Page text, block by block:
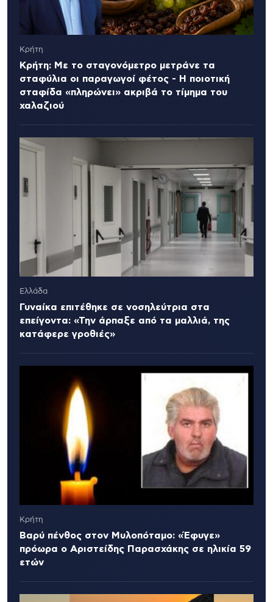
Κρήτη
Κρήτη: Με το σταγονόμετρο μετράνε τα
σταφύλια οι παραγωγοί φέτος - Η ποιοτική
σταφίδα «πληρώνει» ακριβά το τίμημα του
χαλαζιού
Ελλάδα
Γυναίκα επιτέθηκε σε νοσηλεύτρια στα
επείγοντα: «Την άρπαξε από τα μαλλιά, της
κατάφερε γροθιές»
Κρήτη
Βαρύ πένθος στον Μυλοπόταμο: «Έφυγε»
πρόωρα ο Αριστείδης Παρασχάκης σε ηλικία 59
ετών